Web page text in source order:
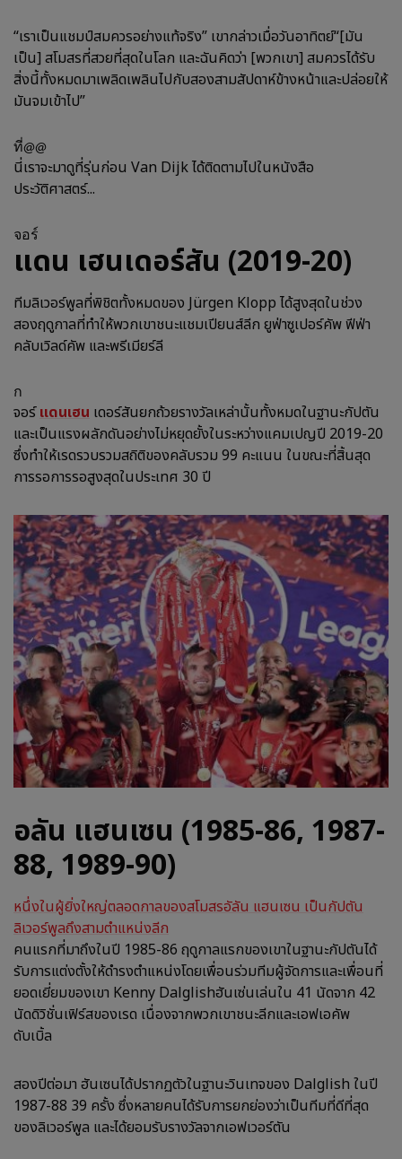
“เราเป็นแชมป์สมควรอย่างแท้จริง” เขากล่าวเมื่อวันอาทิตย์“[มัน
เป็น] สโมสรที่สวยที่สุดในโลก และฉันคิดว่า [พวกเขา] สมควรได้รับ
สิ่งนี้ทั้งหมดมาเพลิดเพลินไปกับสองสามสัปดาห์ข้างหน้าและปล่อยให้
มันจมเข้าไป”
ที่@@
นี่เราจะมาดูที่รุ่นก่อน Van Dijk ได้ติดตามไปในหนังสือ
ประวัติศาสตร์...
จอร์
แดน เฮนเดอร์สัน (2019-20)
ทีมลิเวอร์พูลที่พิชิตทั้งหมดของ Jürgen Klopp ได้สูงสุดในช่วง
สองฤดูกาลที่ทำให้พวกเขาชนะแชมเปียนส์ลีก ยูฟ่าซูเปอร์คัพ ฟีฟ่า
คลับเวิลด์คัพ และพรีเมียร์ลี
ก
จอร์แดนเฮน เดอร์สันยกถ้วยรางวัลเหล่านั้นทั้งหมดในฐานะกัปตัน
และเป็นแรงผลักดันอย่างไม่หยุดยั้งในระหว่างแคมเปญปี 2019-20
ซึ่งทำให้เรดรวบรวมสถิติของคลับรวม 99 คะแนน ในขณะที่สิ้นสุด
การรอการรอสูงสุดในประเทศ 30 ปี
อลัน แฮนเซน (1985-86, 1987-
88, 1989-90)
หนึ่งในผู้ยิ่งใหญ่ตลอดกาลของสโมสรอัลัน แฮนเซน เป็นกัปตัน
ลิเวอร์พูลถึงสามตำแหน่งลีก
คนแรกที่มาถึงในปี 1985-86 ฤดูกาลแรกของเขาในฐานะกัปตันได้
รับการแต่งตั้งให้ดำรงตำแหน่งโดยเพื่อนร่วมทีมผู้จัดการและเพื่อนที่
ยอดเยี่ยมของเขา Kenny Dalglishฮันเซ่นเล่นใน 41 นัดจาก 42
นัดดิวิชั่นเฟิร์สของเรด เนื่องจากพวกเขาชนะลีกและเอฟเอคัพ
ดับเบิ้ล
สองปีต่อมา ฮันเซนได้ปรากฏตัวในฐานะวินเทจของ Dalglish ในปี
1987-88 39 ครั้ง ซึ่งหลายคนได้รับการยกย่องว่าเป็นทีมที่ดีที่สุด
ของลิเวอร์พูล และได้ยอมรับรางวัลจากเอฟเวอร์ตัน